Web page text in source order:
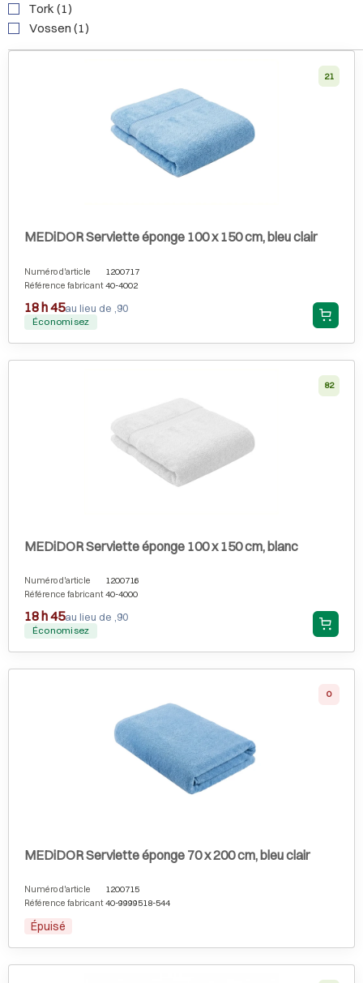
Tork (1)
Vossen (1)
21
MEDiDOR Serviette éponge 100 x 150 cm, bleu clair
Numéro d'article
1200717
Référence fabricant 40-4002
18 h 45au lieu de ,90
Économisez
82
MEDiDOR Serviette éponge 100 x 150 cm, blanc
Numéro d'article
1200716
Référence fabricant 40-4000
18 h 45au lieu de ,90
Économisez
0
MEDiDOR Serviette éponge 70 x 200 cm, bleu clair
Numéro d'article
1200715
Référence fabricant 40-9999518-544
Épuisé